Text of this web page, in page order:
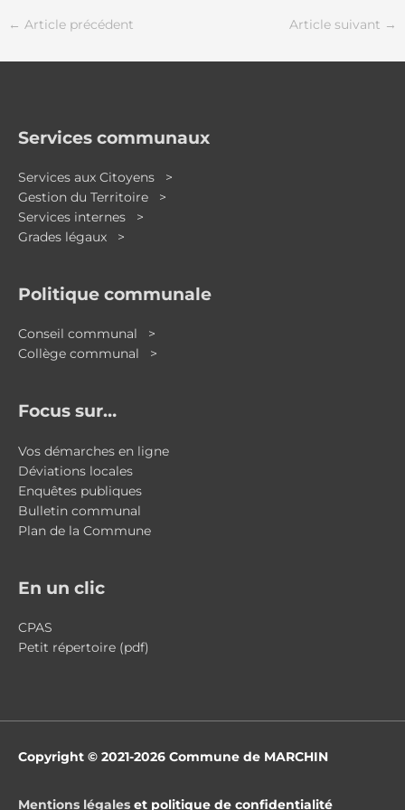
← Article précédent Article suivant →
Services communaux
Services aux Citoyens >
Gestion du Territoire >
Services internes >
Grades légaux >
Politique communale
Conseil communal >
Collège communal >
Focus sur…
Vos démarches en ligne
Déviations locales
Enquêtes publiques
Bulletin communal
Plan de la Commune
En un clic
CPAS
Petit répertoire (pdf)
Copyright © 2021-2026 Commune de MARCHIN
Mentions légales et politique de confidentialité